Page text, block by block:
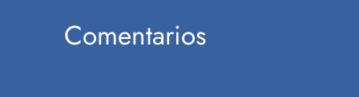
Comentarios